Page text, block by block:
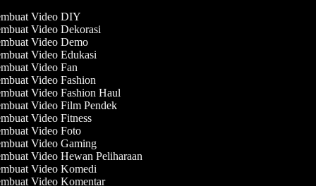
Video DIY
Video Dekorasi
Video Demo
Video Edukasi
Video Fan
Video Fashion
Video Fashion Haul
Video Film Pendek
Video Fitness
Video Foto
Video Gaming
Video Hewan Peliharaan
Video Komedi
Video Komentar